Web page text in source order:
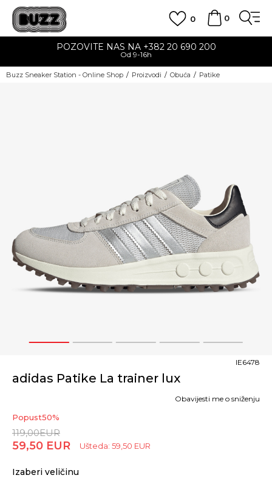
0
0
POZOVITE NAS NA +382 20 690 200
Od 9-16h
Buzz Sneaker Station - Online Shop Proizvodi Obuća Patike
1 2 3 4 5
adidas Patike La trainer lux
IE6478
Popust50%
119,00EUR
59,50 EUR Ušteda: 59,50 EUR
Obavijesti me o sniženju
Izaberi veličinu